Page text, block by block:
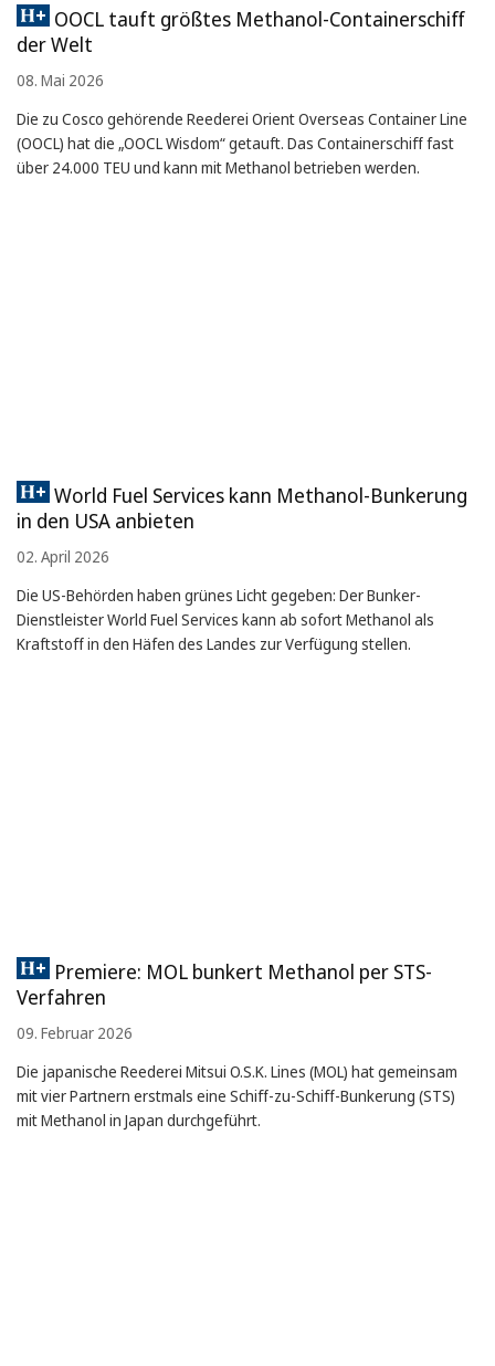
OOCL tauft größtes Methanol-Containerschiff
der Welt
08. Mai 2026
Die zu Cosco gehörende Reederei Orient Overseas Container Line
(OOCL) hat die „OOCL Wisdom“ getauft. Das Containerschiff fast
über 24.000 TEU und kann mit Methanol betrieben werden.
World Fuel Services kann Methanol-Bunkerung
in den USA anbieten
02. April 2026
Die US-Behörden haben grünes Licht gegeben: Der Bunker-
Dienstleister World Fuel Services kann ab sofort Methanol als
Kraftstoff in den Häfen des Landes zur Verfügung stellen.
Premiere: MOL bunkert Methanol per STS-
Verfahren
09. Februar 2026
Die japanische Reederei Mitsui O.S.K. Lines (MOL) hat gemeinsam
mit vier Partnern erstmals eine Schiff-zu-Schiff-Bunkerung (STS)
mit Methanol in Japan durchgeführt.